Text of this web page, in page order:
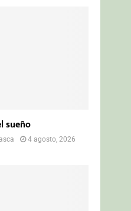
sueño
4 agosto, 2026